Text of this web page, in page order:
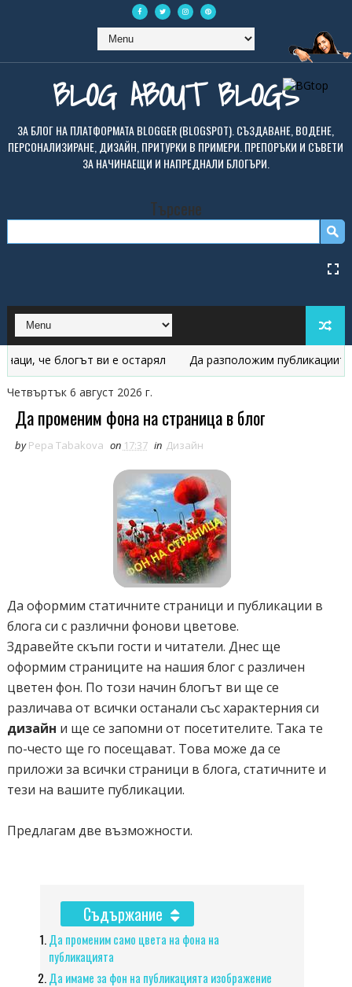
BLOG ABOUT BLOGS
ЗА БЛОГ НА ПЛАТФОРМАТА BLOGGER (BLOGSPOT). СЪЗДАВАНЕ, ВОДЕНЕ,
ПЕРСОНАЛИЗИРАНЕ, ДИЗАЙН, ПРИТУРКИ В ПРИМЕРИ. ПРЕПОРЪКИ И СЪВЕТИ
ЗА НАЧИНАЕЩИ И НАПРЕДНАЛИ БЛОГЪРИ.
Търсене
че блогът ви е остарял Да разположим публикациите в
Четвъртък 6 август 2026 г.
Да променим фона на страница в блог
by Pepa Tabakova on 17:37 in Дизайн
Да оформим статичните страници и публикации в
блога си с различни фонови цветове.
Здравейте скъпи гости и читатели. Днес ще
оформим страниците на нашия блог с различен
цветен фон. По този начин блогът ви ще се
различава от всички останали със характерния си
дизайн и ще се запомни от посетителите. Така те
по-често ще го посещават. Това може да се
приложи за всички страници в блога, статичните и
тези на вашите публикации.
Предлагам две възможности.
Съдържание
Да променим само цвета на фона на
публикацията
Да имаме за фон на публикацията изображение